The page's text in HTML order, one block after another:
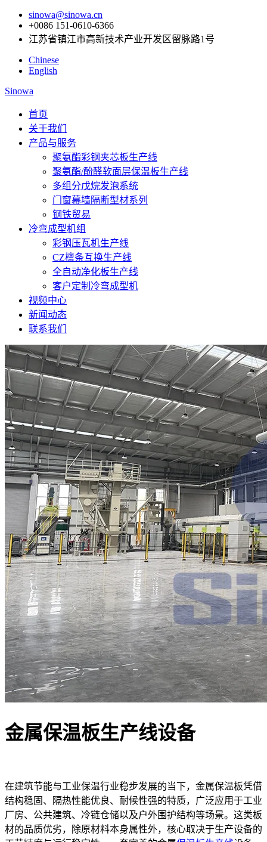
sinowa@sinowa.cn
+0086 151-0610-6366
江苏省镇江市高新技术产业开发区留脉路1号
Chinese
English
Sinowa
首页
关于我们
产品与服务
聚氨酯彩钢夹芯板生产线
聚氨酯/酚醛软面层保温板生产线
多组分戊烷发泡系统
门窗幕墙隔断型材系列
钢铁贸易
冷弯成型机组
彩钢压瓦机生产线
CZ檩条互换生产线
全自动净化板生产线
客户定制冷弯成型机
视频中心
新闻动态
联系我们
金属保温板生产线设备
在建筑节能与工业保温行业稳步发展的当下，金属保温板凭借
结构稳固、隔热性能优良、耐候性强的特质，广泛应用于工业
厂房、公共建筑、冷链仓储以及户外围护结构等场景。这类板
材的品质优劣，除原材料本身属性外，核心取决于生产设备的